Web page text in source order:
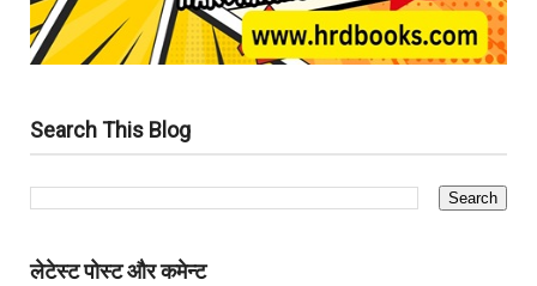
Search This Blog
लेटेस्ट पोस्ट और कमेन्ट